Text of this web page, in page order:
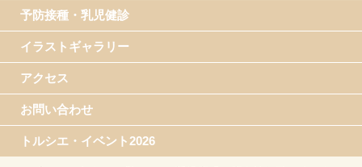
予防接種・乳児健診
イラストギャラリー
アクセス
お問い合わせ
トルシエ・イベント2026